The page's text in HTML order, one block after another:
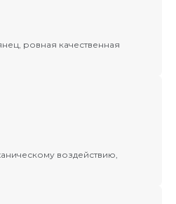
ровная качественная
воздействию,